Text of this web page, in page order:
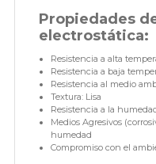
Propiedades
electrostática:
Resistencia a alta
Resistencia a baja
Resistencia al medio
Textura: Lisa
Resistencia a la
Medios Agresivos
humedad
Compromiso con el